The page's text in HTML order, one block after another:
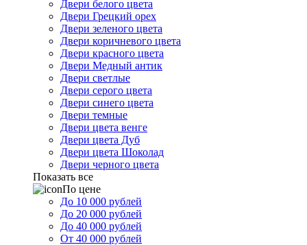
Двери белого цвета
Двери Грецкий орех
Двери зеленого цвета
Двери коричневого цвета
Двери красного цвета
Двери Медный антик
Двери светлые
Двери серого цвета
Двери синего цвета
Двери темные
Двери цвета венге
Двери цвета Дуб
Двери цвета Шоколад
Двери черного цвета
Показать все
По цене
До 10 000 рублей
До 20 000 рублей
До 40 000 рублей
От 40 000 рублей